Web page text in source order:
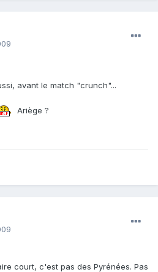
avant le match "crunch"...
Ariège ?
court, c'est pas des Pyrénées. Pas